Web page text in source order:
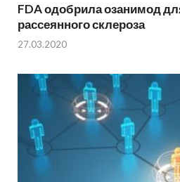
FDA одобрила озанимод
рассеянного склероза
27.03.2020